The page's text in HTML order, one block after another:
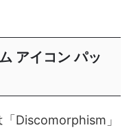
アイコン パッ
Discomorphism」